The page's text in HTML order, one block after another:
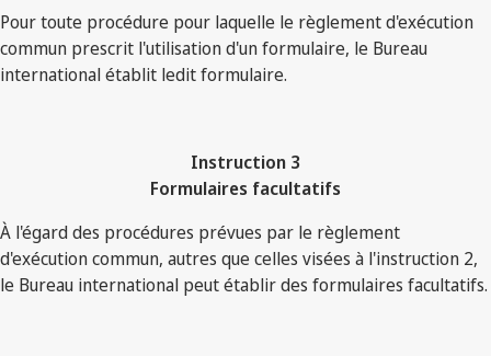
Pour toute procédure pour laquelle le règlement d'exécution
commun prescrit l'utilisation d'un formulaire, le Bureau
international établit ledit formulaire.
Instruction 3
Formulaires facultatifs
À l'égard des procédures prévues par le règlement
d'exécution commun, autres que celles visées à l'instruction 2,
le Bureau international peut établir des formulaires facultatifs.